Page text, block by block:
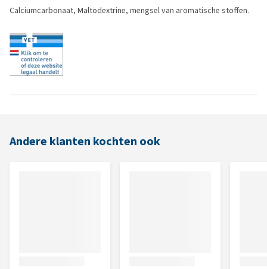
Calciumcarbonaat, Maltodextrine, mengsel van aromatische stoffen.
Andere klanten kochten ook